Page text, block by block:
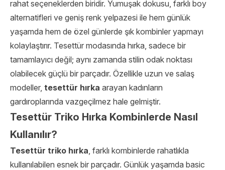
rahat seçeneklerden biridir. Yumuşak dokusu, farklı boy
alternatifleri ve geniş renk yelpazesi ile hem günlük
yaşamda hem de özel günlerde şık kombinler yapmayı
kolaylaştırır. Tesettür modasında hırka, sadece bir
tamamlayıcı değil; aynı zamanda stilin odak noktası
olabilecek güçlü bir parçadır. Özellikle uzun ve salaş
modeller, tesettür hırka arayan kadınların
gardıroplarında vazgeçilmez hale gelmiştir.
Tesettür Triko Hırka Kombinlerde Nasıl
Kullanılır?
Tesettür triko hırka, farklı kombinlerde rahatlıkla
kullanılabilen esnek bir parçadır. Günlük yaşamda basic